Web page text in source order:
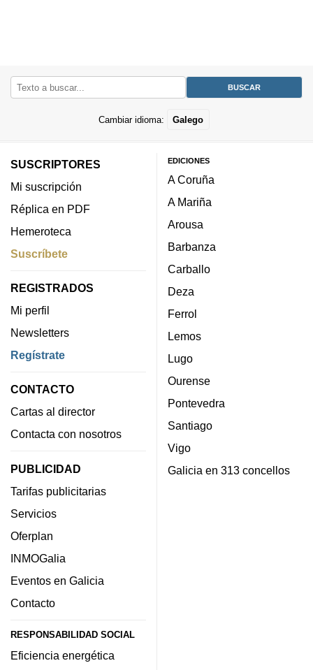
Cambiar idioma: Galego
SUSCRIPTORES
Mi suscripción
Réplica en PDF
Hemeroteca
Suscríbete
REGISTRADOS
Mi perfil
Newsletters
Regístrate
CONTACTO
Cartas al director
Contacta con nosotros
PUBLICIDAD
Tarifas publicitarias
Servicios
Oferplan
INMOGalia
Eventos en Galicia
Contacto
RESPONSABILIDAD SOCIAL
Eficiencia energética
EDICIONES
A Coruña
A Mariña
Arousa
Barbanza
Carballo
Deza
Ferrol
Lemos
Lugo
Ourense
Pontevedra
Santiago
Vigo
Galicia en 313 concellos